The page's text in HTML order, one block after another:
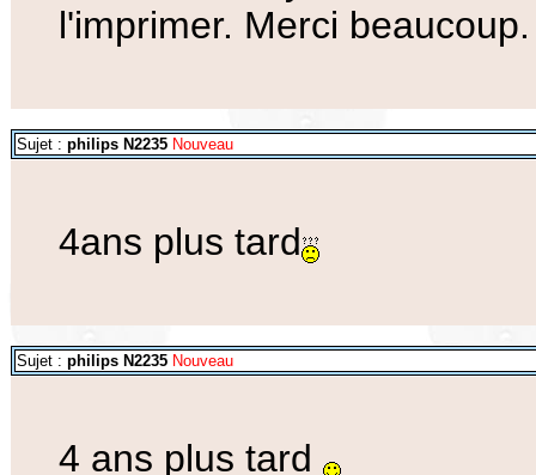
l'imprimer. Merci
Sujet : philips N2235 Nouveau
4ans plus tard
Sujet : philips N2235 Nouveau
4 ans plus tard